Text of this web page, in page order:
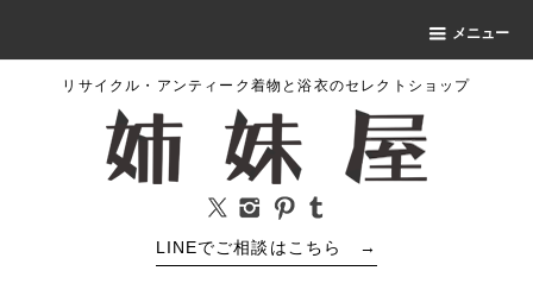
メニュー
リサイクル・アンティーク着物と浴衣のセレクトショップ
LINEでご相談はこちら →